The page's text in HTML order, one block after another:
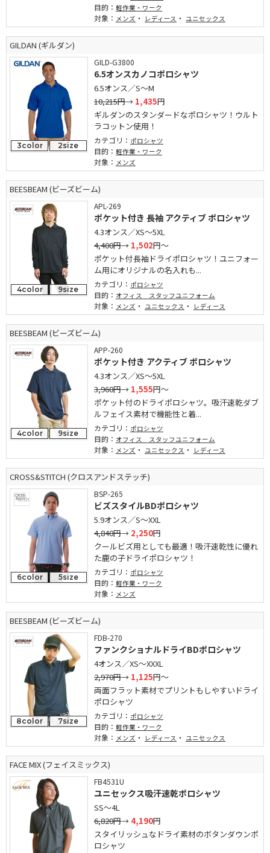
目的： 軽作業・ワーク
対象： メンズ ・ レディース ・ ユニセックス
GILDAN (ギルダン)
3color 2size
GILD-G3800
6.5オンスカノコポロシャツ
6.5オンス／S～M
10,215円→ 1,435円
ギルダンのスタンダードなポロシャツ！ウルト
ラコットン使用！
カテゴリ： ポロシャツ
目的： 軽作業・ワーク
対象： メンズ
BEESBEAM (ビーズビーム)
4color 9size
APL-269
ポケット付き 長袖 アクティブ ポロシャツ
4.3オンス／XS～5XL
4,400円→ 1,502円～
ポケット付長袖ドライポロシャツ！ユニフォー
ム用にオリジナルの名入れも...
カテゴリ： ポロシャツ
目的： オフィス スタッフユニフォーム
対象： メンズ ・ ユニセックス ・ レディース
BEESBEAM (ビーズビーム)
4color 9size
APP-260
ポケット付き アクティブ ポロシャツ
4.3オンス／XS～5XL
3,960円→ 1,555円～
ポケット付のドライポロシャツ。吸汗速乾ダブ
ルフェイス素材で機能性と着...
カテゴリ： ポロシャツ
目的： オフィス スタッフユニフォーム
対象： メンズ ・ ユニセックス ・ レディース
CROSS&STITCH (クロスアンドステッチ)
6color 5size
BSP-265
ビズスタイルBDポロシャツ
5.9オンス／S～XXL
4,840円→ 2,250円
クールビズ用としても最適！吸汗速乾性に優れ
た鹿の子ドライポロシャツ！
カテゴリ： ポロシャツ
目的： 軽作業・ワーク
対象： メンズ
BEESBEAM (ビーズビーム)
8color 7size
FDB-270
ファンクショナルドライBDポロシャツ
4オンス／XS～XXXL
2,970円→ 1,125円～
両面フラット素材でプリントもしやすいドライ
ポロシャツ
カテゴリ： ポロシャツ
目的： 軽作業・ワーク
対象： メンズ ・ レディース ・ ユニセックス
FACE MIX (フェイスミックス)
FB4531U
ユニセックス吸汗速乾ポロシャツ
SS～4L
6,820円→ 4,190円
スタイリッシュなドライ素材のボタンダウンポ
ロシャツ